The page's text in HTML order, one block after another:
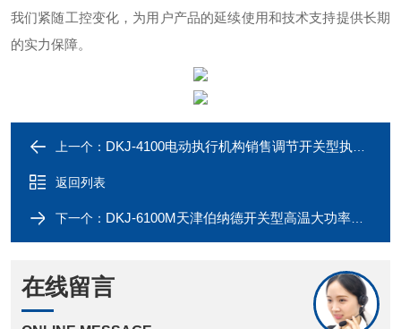
我们紧随工控变化，为用户产品的延续使用和技术支持提供长期
的实力保障。
上一个： DKJ-4100电动执行机构销售调节开关型执行器
返回列表
下一个： DKJ-6100M天津伯纳德开关型高温大功率智能电动执行器
在线留言